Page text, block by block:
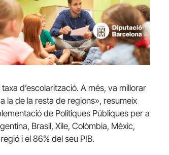
d’escolarització. A més, va millorar
la de la resta de regions», resumeix
de Polítiques Públiques per a
Brasil, Xile, Colòmbia, Mèxic,
i el 86% del seu PIB.